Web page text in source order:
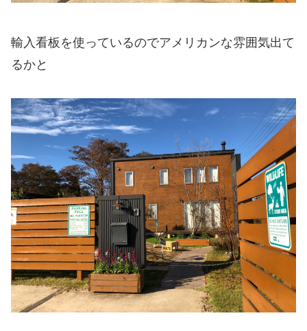
輸入看板を使っているのでアメリカンな雰囲気出て
るかと